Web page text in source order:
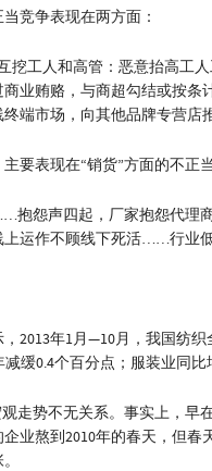
竞争表现在两方面：
挖工人和高管：恶意抬高工
业贿赂，与商超勾结或按
端市场，向其他品牌专营店
要表现在“销货”方面的不正
抱怨声四起，厂家抱怨代理
运作不顾线下死活……行业低
2013年1月—10月，我国纺
缓0.4个百分点；服装业同比
走势不无关系。事实上，早
业熬到2010年的春天，但